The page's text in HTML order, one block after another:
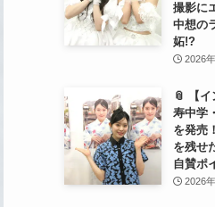
撮影に
中想の
妬!?
2026
📎 【
寿中学
を発売
を残せ
自賛ポ
2026